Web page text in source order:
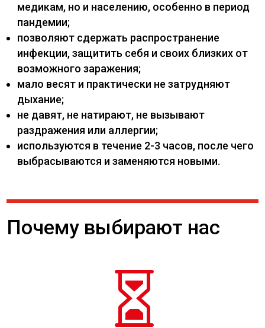
медикам, но и населению, особенно в период
пандемии;
позволяют сдержать распространение
инфекции, защитить себя и своих близких от
возможного заражения;
мало весят и практически не затрудняют
дыхание;
не давят, не натирают, не вызывают
раздражения или аллергии;
используются в течение 2-3 часов, после чего
выбрасываются и заменяются новыми.
Почему выбирают нас
